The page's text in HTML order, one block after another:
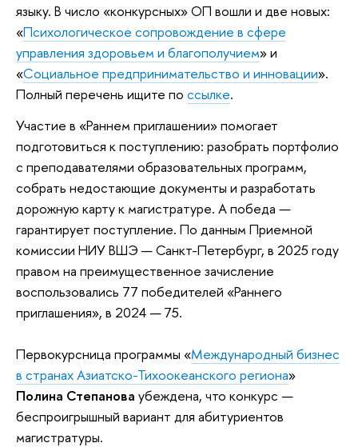
языку. В число «конкурсных» ОП вошли и две новых:
«Психологическое сопровождение в сфере
управления здоровьем и благополучием» и
«Социальное предпринимательство и инновации».
Полный перечень ищите по ссылке.
Участие в «Раннем приглашении» помогает
подготовиться к поступлению: разобрать портфолио
с преподавателями образовательных программ,
собрать недостающие документы и разработать
дорожную карту к магистратуре. А победа —
гарантирует поступление. По данным Приемной
комиссии НИУ ВШЭ — Санкт-Петербург, в 2025 году
правом на преимущественное зачисление
воспользовались 77 победителей «Раннего
приглашения», в 2024—75.
Первокурсница программы «Международный бизнес
в странах Азиатско-Тихоокеанского региона»
Полина Степанова убеждена, что конкурс —
беспроигрышный вариант для абитуриентов
магистратуры.